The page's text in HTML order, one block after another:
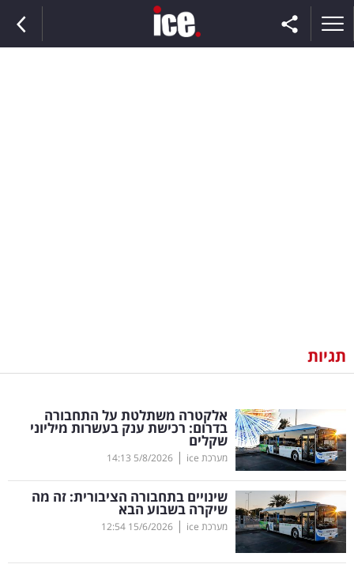
וצרכנות
דיגיטל
וטק
שיווק
ופרסום
משפט
תגיות
אלקטרה משתלטת על התחבורה
בדרום: רכישת ענק בעשרות מיליוני
שקלים
מערכת ice |
5/8/2026
14:13
שינויים בתחבורה הציבורית: זה מה
שיקרה בשבוע הבא
מערכת ice |
15/6/2026
12:54